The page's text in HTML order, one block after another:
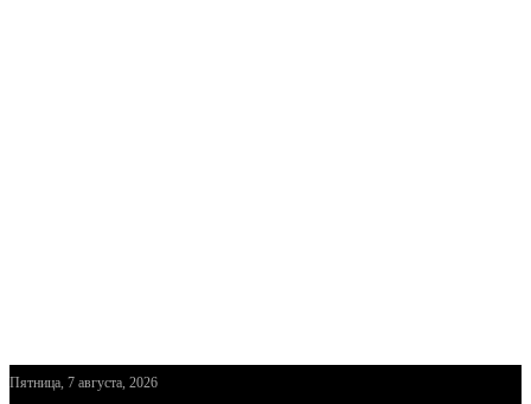
Пятница, 7 августа, 2026